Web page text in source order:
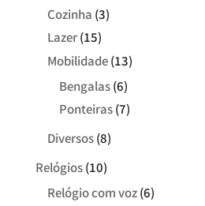
Cozinha (3)
Lazer (15)
Mobilidade (13)
Bengalas (6)
Ponteiras (7)
Diversos (8)
Relógios (10)
Relógio com voz (6)